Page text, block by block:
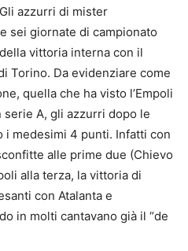
azzurri di mister
sei giornate di campionato
vittoria interna con il
Torino. Da evidenziare come
quella che ha visto l’Empoli
A, gli azzurri dopo le
i medesimi 4 punti. Infatti con
alle prime due (Chievo
alla terza, la vittoria di
con Atalanta e
in molti cantavano già il “de